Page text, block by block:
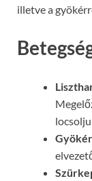
illetve a